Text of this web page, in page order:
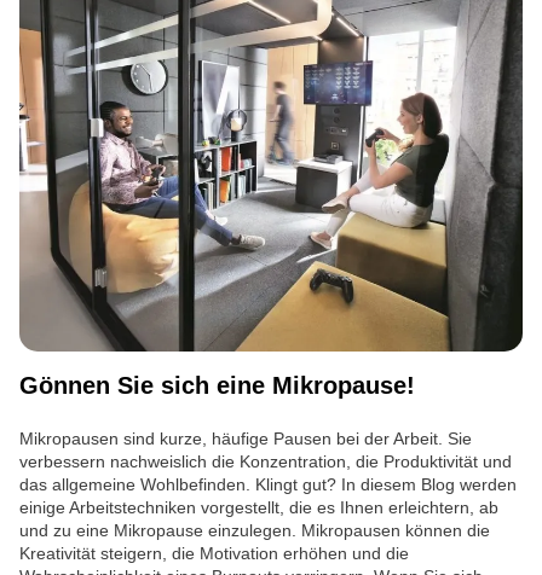
Gönnen Sie sich eine Mikropause!
Mikropausen sind kurze, häufige Pausen bei der Arbeit. Sie
verbessern nachweislich die Konzentration, die Produktivität und
das allgemeine Wohlbefinden. Klingt gut? In diesem Blog werden
einige Arbeitstechniken vorgestellt, die es Ihnen erleichtern, ab
und zu eine Mikropause einzulegen. Mikropausen können die
Kreativität steigern, die Motivation erhöhen und die